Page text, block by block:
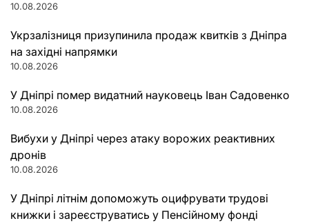
10.08.2026
Укрзалізниця призупинила продаж квитків з Дніпра
на західні напрямки
10.08.2026
У Дніпрі помер видатний науковець Іван Садовенко
10.08.2026
Вибухи у Дніпрі через атаку ворожих реактивних
дронів
10.08.2026
У Дніпрі літнім допоможуть оцифрувати трудові
книжки і зареєструватись у Пенсійному фонді